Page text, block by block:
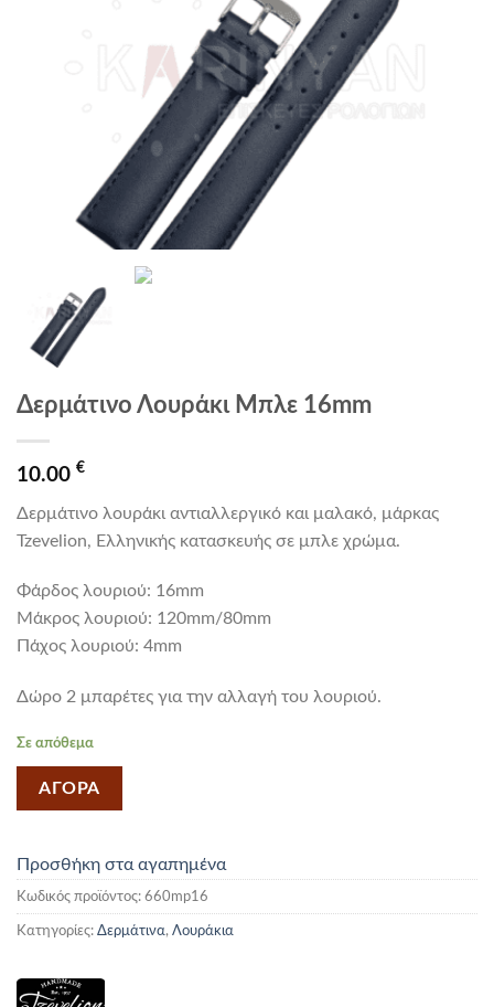
Δερμάτινο Λουράκι Μπλε 16mm
10.00 €
Δερμάτινο λουράκι αντιαλλεργικό και μαλακό, μάρκας
Tzevelion, Ελληνικής κατασκευής σε μπλε χρώμα.
Φάρδος λουριού: 16mm
Mάκρος λουριού: 120mm/80mm
Πάχος λουριού: 4mm
Δώρο 2 μπαρέτες για την αλλαγή του λουριού.
Σε απόθεμα
ΑΓΟΡΑ
Προσθήκη στα αγαπημένα
Κωδικός προϊόντος: 660mp16
Κατηγορίες: Δερμάτινα, Λουράκια